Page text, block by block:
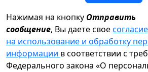
Нажимая на кнопку Отправить
сообщение, Вы даете своесогласие
на использование и обработку
информации в соответствии с
Федерального закона «О